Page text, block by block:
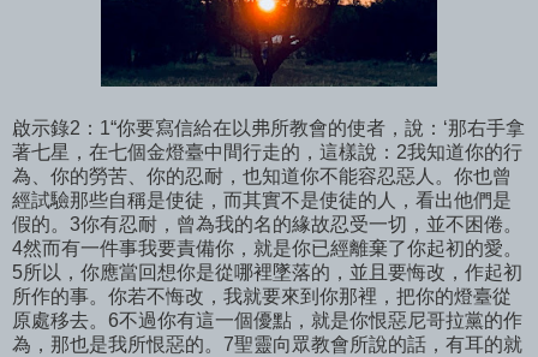
啟示錄2：1“你要寫信給在以弗所教會的使者，說：‘那右手拿
著七星，在七個金燈臺中間行走的，這樣說：2我知道你的行
為、你的勞苦、你的忍耐，也知道你不能容忍惡人。你也曾
經試驗那些自稱是使徒，而其實不是使徒的人，看出他們是
假的。3你有忍耐，曾為我的名的緣故忍受一切，並不困倦。
4然而有一件事我要責備你，就是你已經離棄了你起初的愛。
5所以，你應當回想你是從哪裡墜落的，並且要悔改，作起初
所作的事。你若不悔改，我就要來到你那裡，把你的燈臺從
原處移去。6不過你有這一個優點，就是你恨惡尼哥拉黨的作
為，那也是我所恨惡的。7聖靈向眾教會所說的話，有耳的就